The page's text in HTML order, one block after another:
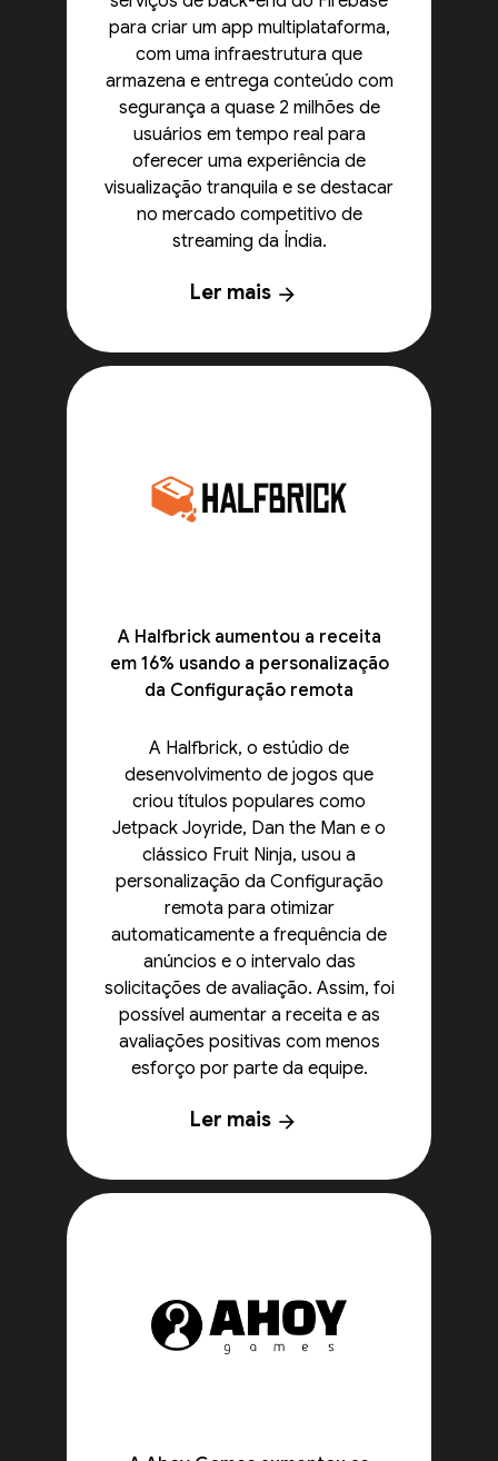
para criar um app multiplataforma,
com uma infraestrutura que
armazena e entrega conteúdo com
segurança a quase 2 milhões de
usuários em tempo real para
oferecer uma experiência de
visualização tranquila e se destacar
no mercado competitivo de
streaming da Índia.
Ler mais arrow_forward
A Halfbrick aumentou a receita
em 16% usando a personalização
da Configuração remota
A Halfbrick, o estúdio de
desenvolvimento de jogos que
criou títulos populares como
Jetpack Joyride, Dan the Man e o
clássico Fruit Ninja, usou a
personalização da Configuração
remota para otimizar
automaticamente a frequência de
anúncios e o intervalo das
solicitações de avaliação. Assim, foi
possível aumentar a receita e as
avaliações positivas com menos
esforço por parte da equipe.
Ler mais arrow_forward